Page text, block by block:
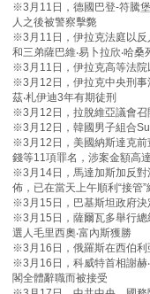
※3月11日，德國巴登-符騰
人之後被警察擊斃
※3月11日，伊拉克法庭以反
和三弟薩巴維‧易卜拉欣‧哈桑
※3月11日，伊拉克高等法院
※3月12日，伊拉克中央刑事
茲‧札伊迪3年有期徒刑
※3月12日，拉脫維亞議會召
※3月12日，韓國男子組合
※3月12日，美國納斯達克前
錢等11項罪名，涉案金額高
※3月14日，馬達加斯加反對
佈，已在當天上午順利“接管”
※3月15日，巴基斯坦政府決
※3月15日，薩爾瓦多舉行總
選人毛里西奧‧富內斯獲勝
※3月16日，俄羅斯在西伯利
※3月16日，科威特首相謝赫
閣全體辭職而被接受